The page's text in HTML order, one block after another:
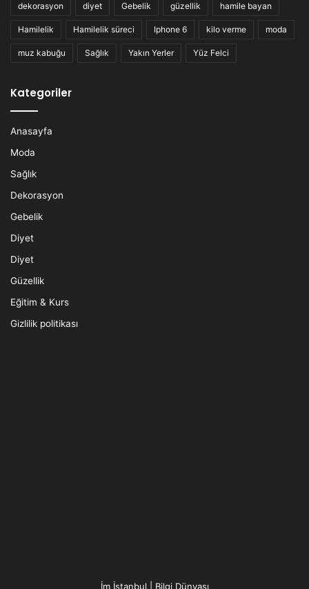
dekorasyon diyet Gebelik güzellik hamile bayan
Hamilelik Hamilelik süreci Iphone 6 kilo verme moda
muz kabuğu Sağlık Yakın Yerler Yüz Felci
Kategoriler
Anasayfa
Moda
Sağlık
Dekorasyon
Gebelik
Diyet
Diyet
Güzellik
Eğitim & Kurs
Gizlilik politikası
İm İstanbul | Bilgi Dünyası